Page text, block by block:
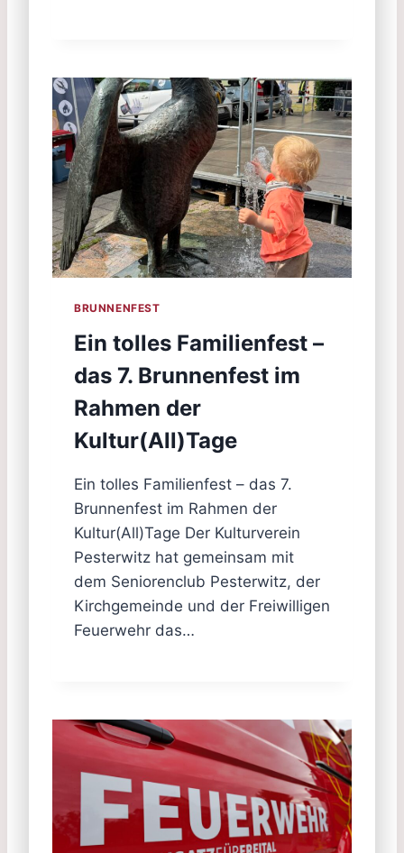
BRUNNENFEST
Ein tolles Familienfest –
das 7. Brunnenfest im
Rahmen der
Kultur(All)Tage
Ein tolles Familienfest – das 7.
Brunnenfest im Rahmen der
Kultur(All)Tage Der Kulturverein
Pesterwitz hat gemeinsam mit
dem Seniorenclub Pesterwitz, der
Kirchgemeinde und der Freiwilligen
Feuerwehr das…